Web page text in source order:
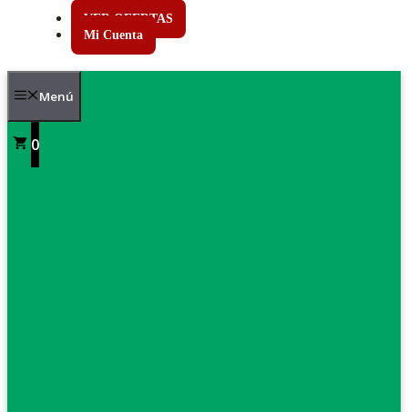
VER OFERTAS
Mi Cuenta
Menú
0